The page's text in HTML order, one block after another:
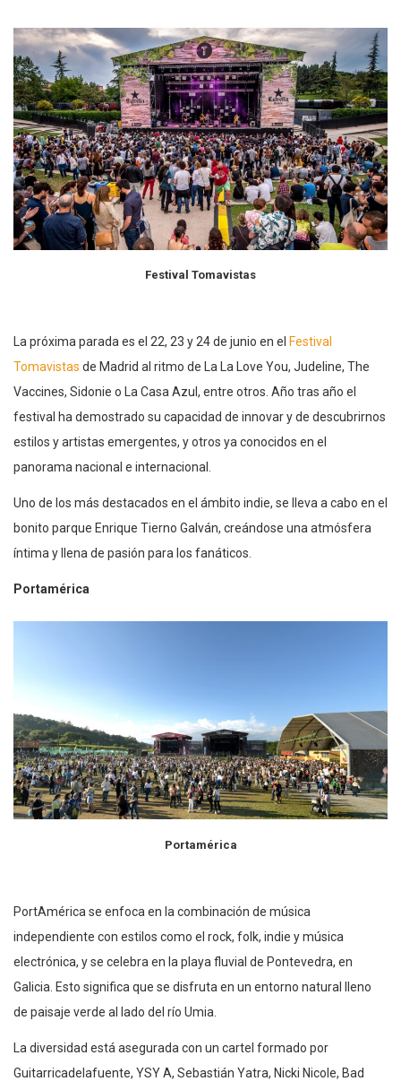
Festival Tomavistas
La próxima parada es el 22, 23 y 24 de junio en el Festival
Tomavistas de Madrid al ritmo de La La Love You, Judeline, The
Vaccines, Sidonie o La Casa Azul, entre otros. Año tras año el
festival ha demostrado su capacidad de innovar y de descubrirnos
estilos y artistas emergentes, y otros ya conocidos en el
panorama nacional e internacional.
Uno de los más destacados en el ámbito indie, se lleva a cabo en el
bonito parque Enrique Tierno Galván, creándose una atmósfera
íntima y llena de pasión para los fanáticos.
Portamérica
Portamérica
PortAmérica se enfoca en la combinación de música
independiente con estilos como el rock, folk, indie y música
electrónica, y se celebra en la playa fluvial de Pontevedra, en
Galicia. Esto significa que se disfruta en un entorno natural lleno
de paisaje verde al lado del río Umia.
La diversidad está asegurada con un cartel formado por
Guitarricadelafuente, YSY A, Sebastián Yatra, Nicki Nicole, Bad